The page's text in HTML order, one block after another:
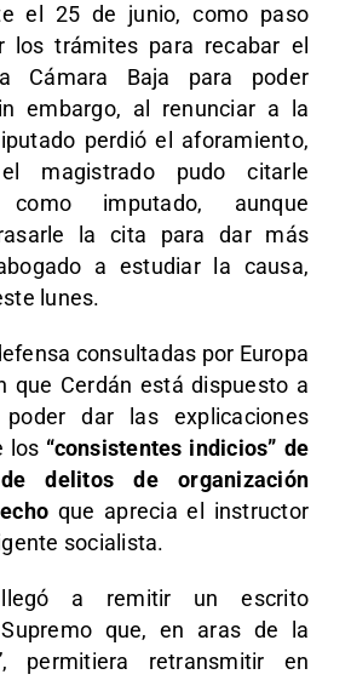
el 25 de junio, como paso
los trámites para recabar el
Cámara Baja para poder
embargo, al renunciar a la
perdió el aforamiento,
magistrado pudo citarle
como imputado, aunque
la cita para dar más
a estudiar la causa,
lunes.
consultadas por Europa
que Cerdán está dispuesto a
dar las explicaciones
los “consistentes indicios” de
delitos de organización
que aprecia el instructor
socialista.
a remitir un escrito
que, en aras de la
permitiera retransmitir en